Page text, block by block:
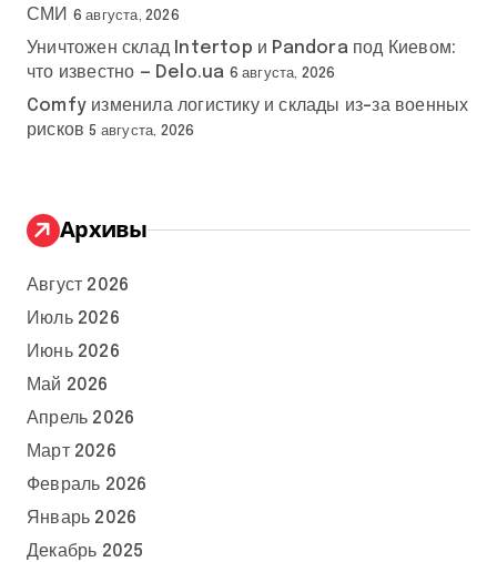
СМИ 6 августа, 2026
Уничтожен склад Intertop и Pandora под Киевом:
что известно — Delo.ua 6 августа, 2026
Comfy изменила логистику и склады из-за военных
рисков 5 августа, 2026
Архивы
Август 2026
Июль 2026
Июнь 2026
Май 2026
Апрель 2026
Март 2026
Февраль 2026
Январь 2026
Декабрь 2025